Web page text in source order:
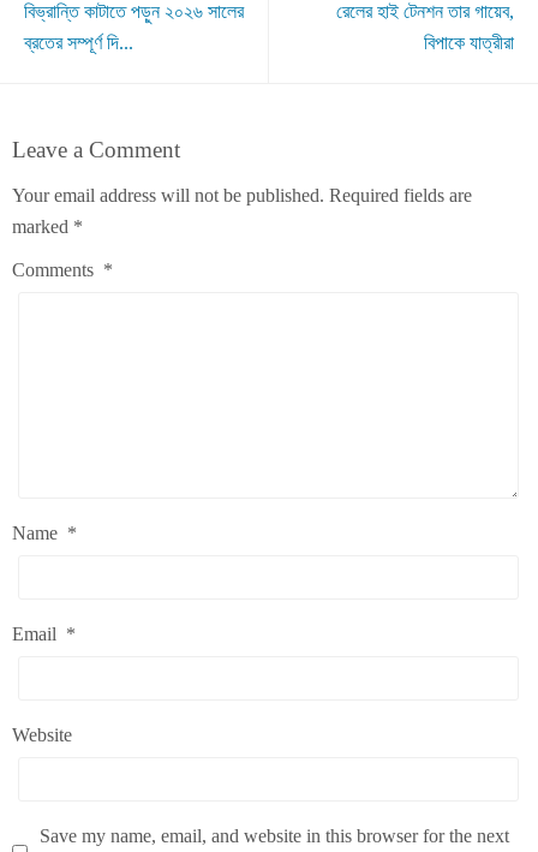
বিভ্রান্তি কাটাতে পড়ুন ২০২৬ সালের
ব্রতের সম্পূর্ণ দি...
রেলের হাই টেনশন তার গায়েব,
বিপাকে যাত্রীরা
Leave a Comment
Your email address will not be published. Required fields are
marked *
Comments *
Name *
Email *
Website
Save my name, email, and website in this browser for the next